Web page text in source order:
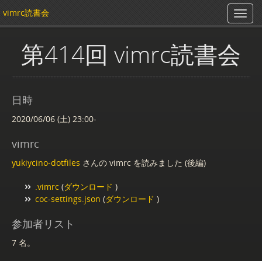
vimrc読書会
第414回 vimrc読書会
日時
2020/06/06 (土) 23:00-
vimrc
yukiycino-dotfiles さんの vimrc を読みました (後編)
.vimrc (ダウンロード )
coc-settings.json (ダウンロード )
参加者リスト
7 名。